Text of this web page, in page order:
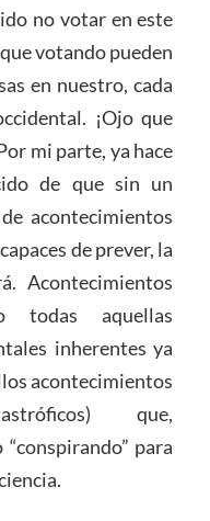
no votar en este
votando pueden
en nuestro, cada
¡Ojo que
mi parte, ya hace
de que sin un
acontecimientos
de prever, la
Acontecimientos
todas aquellas
inherentes ya
acontecimientos
que,
para